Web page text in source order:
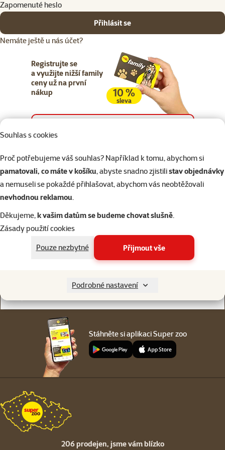
Souhlas s cookies
Proč potřebujeme váš souhlas? Například k tomu, abychom si
pamatovali, co máte v košíku, abyste snadno zjistilistav objednávky
a nemuseli se pokaždé přihlašovat, abychom vás neobtěžovali
nevhodnou reklamou.
Děkujeme,k vašim datům se budeme chovat slušně.
Zásady použití cookies
Pouze nezbytné
Přijmout vše
Podrobné nastavení
Zapomenuté heslo
Přihlásit se
Nemáte ještě u nás účet?
Registrujte se
a využijte nižší family
ceny už na první
nákup
10 %
sleva
Napište nám
eshop@superzoo.cz
321 000 180
Online chat
jsme vám blízko
Stáhněte si aplikaci Super zoo
206 prodejen, jsme vám blízko